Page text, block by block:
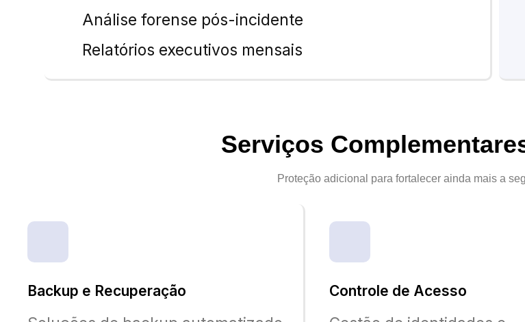
Análise forense pós-incidente
Relatórios executivos mensais
Serviços
Proteção adicional para fortalecer ainda mais a
Backup e Recuperação Controle de Acesso